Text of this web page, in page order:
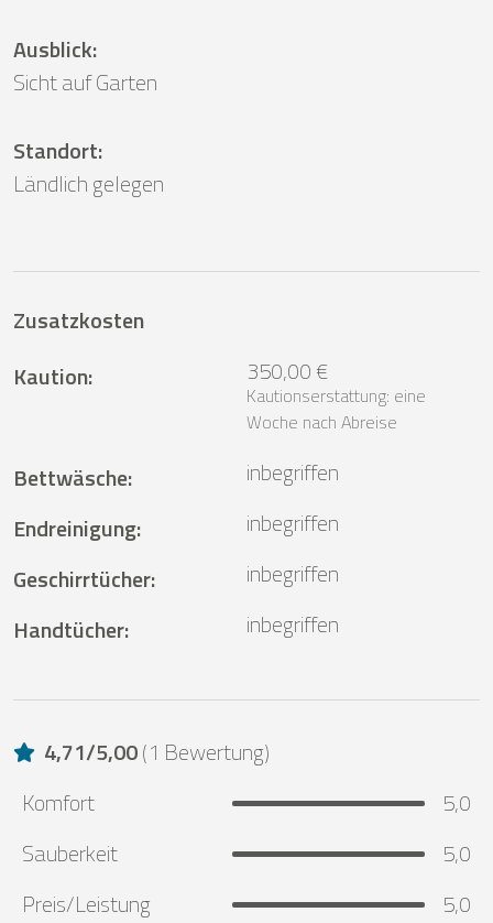
Ausblick:
Sicht auf Garten
Standort:
Ländlich gelegen
Zusatzkosten
Kaution: 350,00 €
Kautionserstattung: eine
Woche nach Abreise
Bettwäsche:
inbegriffen
Endreinigung:
inbegriffen
Geschirrtücher:
inbegriffen
Handtücher: inbegriffen
4,71/5,00(1 Bewertung)
Komfort
5,0
Sauberkeit
5,0
Preis/Leistung
5,0